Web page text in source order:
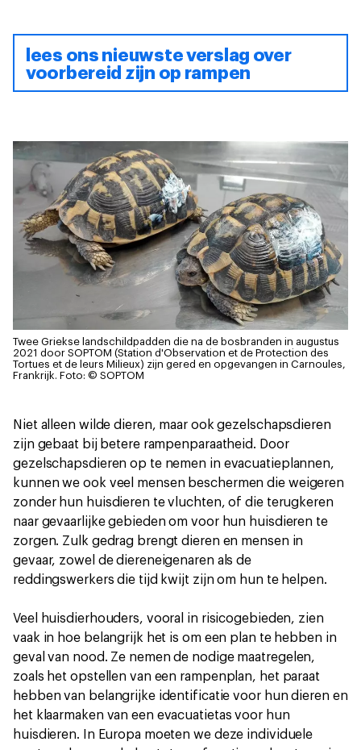
lees ons nieuwste verslag over
voorbereid zijn op rampen
Twee Griekse landschildpadden die na de bosbranden in augustus
2021 door SOPTOM (Station d'Observation et de Protection des
Tortues et de leurs Milieux) zijn gered en opgevangen in Carnoules,
Frankrijk. Foto: © SOPTOM
Niet alleen wilde dieren, maar ook gezelschapsdieren
zijn gebaat bij betere rampenparaatheid. Door
gezelschapsdieren op te nemen in evacuatieplannen,
kunnen we ook veel mensen beschermen die weigeren
zonder hun huisdieren te vluchten, of die terugkeren
naar gevaarlijke gebieden om voor hun huisdieren te
zorgen. Zulk gedrag brengt dieren en mensen in
gevaar, zowel de diereneigenaren als de
reddingswerkers die tijd kwijt zijn om hun te helpen.
Veel huisdierhouders, vooral in risicogebieden, zien
vaak in hoe belangrijk het is om een plan te hebben in
geval van nood. Ze nemen de nodige maatregelen,
zoals het opstellen van een rampenplan, het paraat
hebben van belangrijke identificatie voor hun dieren en
het klaarmaken van een evacuatietas voor hun
huisdieren. In Europa moeten we deze individuele